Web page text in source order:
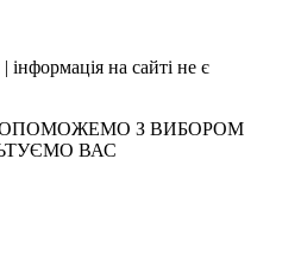
| інформація на сайті не є
З ВИБОРОМ
ВАС